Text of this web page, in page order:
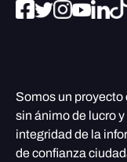
Somos un proyecto
sin ánimo de lucro
integridad de la
de confianza